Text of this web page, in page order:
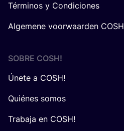
Términos y Condiciones
Algemene voorwaarden
SOBRE COSH!
Únete a COSH!
Quiénes somos
Trabaja en COSH!